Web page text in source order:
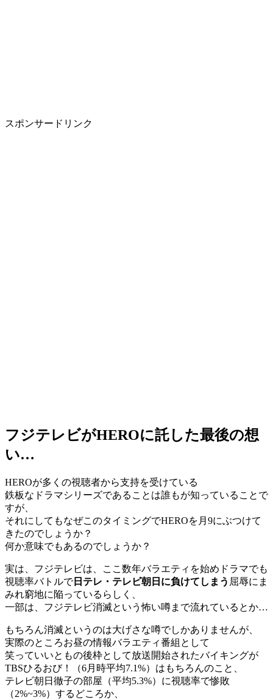
スポンサードリンク
フジテレビがHEROに託した最後の想
い…
HEROが多くの視聴者から支持を受けている
鉄板なドラマシリーズであることは誰もが知っていることで
すが、
それにしてもなぜこのタイミングでHEROを月9にぶつけて
きたのでしょうか？
何か意味でもあるのでしょうか？
実は、フジテレビは、ここ数年バラエティを始めドラマでも
視聴率バトルで日テレ・テレビ朝日に負けてしまう 屈辱にま
みれ窮地に陥っているらしく、
一部は、フジテレビ消滅という怖い噂まで流れているとか…
もちろん消滅というのは大げさな噂でしかありませんが、
実際のところお昼の情報バラエティ番組として
笑っていいともの後枠として放送開始されたバイキングが
TBSひるおび！（6月時平均7.1%）はもちろんのこと、
テレビ朝日徹子の部屋（平均5.3%）に視聴率で惨敗
（2%~3%）するどころか、